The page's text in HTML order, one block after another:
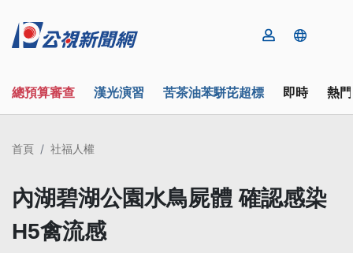
總預算審查 漢光演習 苦茶油苯駢芘超標 即時 熱
首頁 社福人權
內湖碧湖公園水鳥屍體 確認感染
H5禽流感